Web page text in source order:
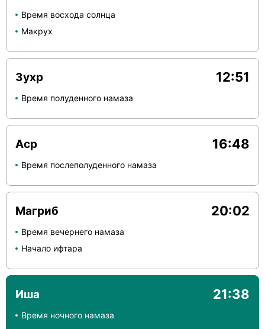
Время восхода солнца
Макрух
Зухр 12:51
Время полуденного намаза
Аср 16:48
Время послеполуденного намаза
Магриб 20:02
Время вечернего намаза
Начало ифтара
Иша 21:38
Время ночного намаза